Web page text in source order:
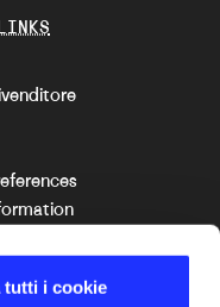
tutti i cookie